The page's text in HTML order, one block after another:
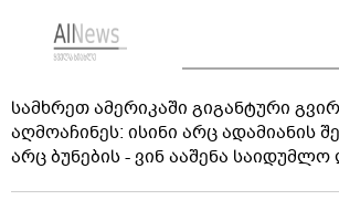
სამხრეთ ამერიკაში გიგანტური
აღმოაჩინეს: ისინი არც ადამიანის
არც ბუნების - ვინ ააშენა